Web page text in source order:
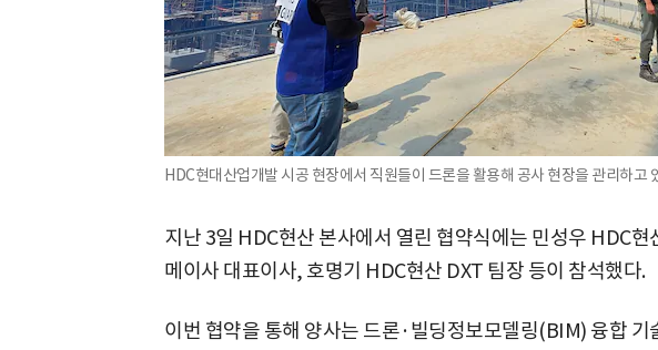
HDC현대산업개발 시공 현장에서 직원들이 드론을 활용해 공사 현장을 관리하고
지난 3일 HDC현산 본사에서 열린 협약식에는 민성우 HDC현
메이사 대표이사, 호명기 HDC현산 DXT 팀장 등이 참석했다.
이번 협약을 통해 양사는 드론·빌딩정보모델링(BIM) 융합 기